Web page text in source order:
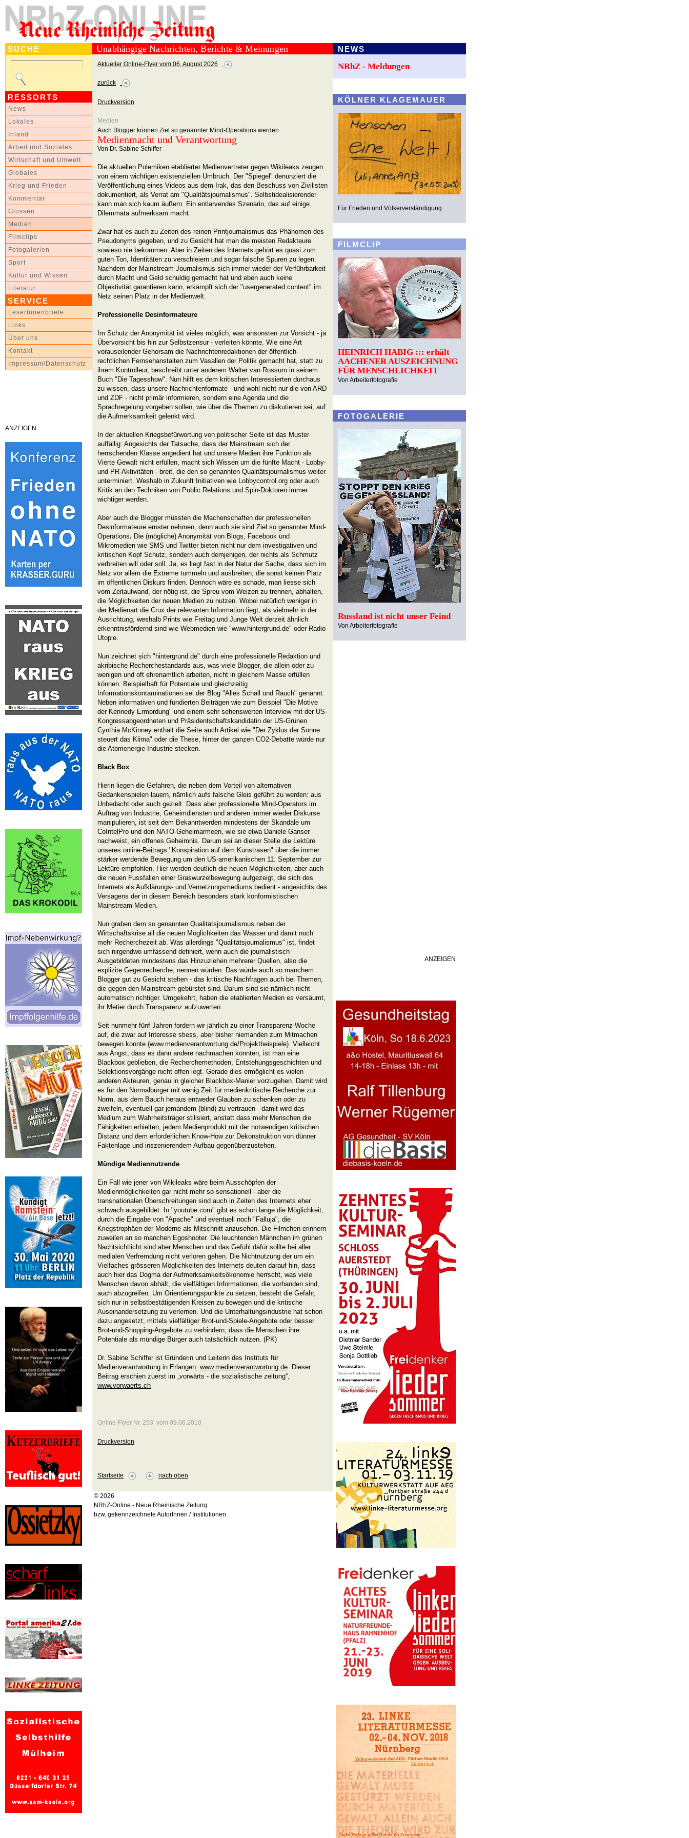
SUCHE
RESSORTS
News
Lokales
Inland
Arbeit und Soziales
Wirtschaft und Umwelt
Globales
Krieg und Frieden
Kommentar
Glossen
Medien
Filmclips
Fotogalerien
Sport
Kultur und Wissen
Literatur
SERVICE
LeserInnenbriefe
Links
Über uns
Kontakt
Impressum/Datenschutz
ANZEIGEN
Unabhängige Nachrichten, Berichte & Meinungen
Aktueller Online-Flyer vom 06. August 2026
zurück
Druckversion
Medien
Auch Blogger können Ziel so genannter Mind-Operations werden
Medienmacht und Verantwortung
Von Dr. Sabine Schiffer
Die aktuellen Polemiken etablierter Medienvertreter gegen Wikileaks zeugen
von einem wichtigen existenziellen Umbruch. Der "Spiegel" denunziert die
Veröffentlichung eines Videos aus dem Irak, das den Beschuss von Zivilisten
dokumentiert, als Verrat am "Qualitätsjournalismus". Selbstidealisierender
kann man sich kaum äußern. Ein entlarvendes Szenario, das auf einige
Dilemmata aufmerksam macht.
Zwar hat es auch zu Zeiten des reinen Printjournalismus das Phänomen des
Pseudonyms gegeben, und zu Gesicht hat man die meisten Redakteure
sowieso nie bekommen. Aber in Zeiten des Internets gehört es quasi zum
guten Ton, Identitäten zu verschleiern und sogar falsche Spuren zu legen.
Nachdem der Mainstream-Journalismus sich immer wieder der Verführbarkeit
durch Macht und Geld schuldig gemacht hat und eben auch keine
Objektivität garantieren kann, erkämpft sich der "usergenerated content" im
Netz seinen Platz in der Medienwelt.
Professionelle Desinformateure
Im Schutz der Anonymität ist vieles möglich, was ansonsten zur Vorsicht - ja
Übervorsicht bis hin zur Selbstzensur - verleiten könnte. Wie eine Art
vorauseilender Gehorsam die Nachrichtenredaktionen der öffentlich-
rechtlichen Fernsehanstalten zum Vasallen der Politik gemacht hat, statt zu
ihrem Kontrolleur, beschreibt unter anderem Walter van Rossum in seinem
Buch "Die Tagesshow". Nun hilft es dem kritischen Interessierten durchaus
zu wissen, dass unsere Nachrichtenformate - und wohl nicht nur die von ARD
und ZDF - nicht primär informieren, sondern eine Agenda und die
Sprachregelung vorgeben sollen, wie über die Themen zu diskutieren sei, auf
die Aufmerksamkeit gelenkt wird.
In der aktuellen Kriegsbefürwortung von politischer Seite ist das Muster
auffällig: Angesichts der Tatsache, dass der Mainstream sich der
herrschenden Klasse angedient hat und unsere Medien ihre Funktion als
Vierte Gewalt nicht erfüllen, macht sich Wissen um die fünfte Macht - Lobby-
und PR-Aktivitäten - breit, die den so genannten Qualitätsjournalismus weiter
unterminiert. Weshalb in Zukunft Initiativen wie Lobbycontrol.org oder auch
Kritik an den Techniken von Public Relations und Spin-Doktoren immer
wichtiger werden.
Aber auch die Blogger müssten die Machenschaften der professionellen
Desinformateure ernster nehmen, denn auch sie sind Ziel so genannter Mind-
Operations. Die (mögliche) Anonymität von Blogs, Facebook und
Mikromedien wie SMS und Twitter bieten nicht nur dem investigativen und
kritischen Kopf Schutz, sondern auch demjenigen, der nichts als Schmutz
verbreiten will oder soll. Ja, es liegt fast in der Natur der Sache, dass sich im
Netz vor allem die Extreme tummeln und ausbreiten, die sonst keinen Platz
im öffentlichen Diskurs finden. Dennoch wäre es schade, man liesse sich
vom Zeitaufwand, der nötig ist, die Spreu vom Weizen zu trennen, abhalten,
die Möglichkeiten der neuen Medien zu nutzen. Wobei natürlich weniger in
der Medienart die Crux der relevanten Information liegt, als vielmehr in der
Ausrichtung, weshalb Prints wie Freitag und Junge Welt derzeit ähnlich
erkenntnisfördernd sind wie Webmedien wie "www.hintergrund.de" oder Radio
Utopie.
Nun zeichnet sich "hintergrund.de" durch eine professionelle Redaktion und
akribische Recherchestandards aus, was viele Blogger, die allein oder zu
wenigen und oft ehrenamtlich arbeiten, nicht in gleichem Masse erfüllen
können. Beispielhaft für Potentiale und gleichzeitig
Informationskontaminationen sei der Blog "Alles Schall und Rauch" genannt:
Neben informativen und fundierten Beiträgen wie zum Beispiel "Die Motive
der Kennedy Ermordung" und einem sehr sehenswerten Interview mit der US-
Kongressabgeordneten und Präsidentschaftskandidatin der US-Grünen
Cynthia McKinney enthält die Seite auch Artikel wie "Der Zyklus der Sonne
steuert das Klima" oder die These, hinter der ganzen CO2-Debatte würde nur
die Atomenergie-Industrie stecken.
Black Box
Hierin liegen die Gefahren, die neben dem Vorteil von alternativen
Gedankenspielen lauern, nämlich aufs falsche Gleis geführt zu werden: aus
Unbedacht oder auch gezielt. Dass aber professionelle Mind-Operators im
Auftrag von Industrie, Geheimdiensten und anderen immer wieder Diskurse
manipulieren, ist seit dem Bekanntwerden mindestens der Skandale um
CoIntelPro und den NATO-Geheimarmeen, wie sie etwa Daniele Ganser
nachweist, ein offenes Geheimnis. Darum sei an dieser Stelle die Lektüre
unseres online-Beitrags "Konspiration auf dem Kunstrasen" über die immer
stärker werdende Bewegung um den US-amerikanischen 11. September zur
Lektüre empfohlen. Hier werden deutlich die neuen Möglichkeiten, aber auch
die neuen Fussfallen einer Graswurzelbewegung aufgezeigt, die sich des
Internets als Aufklärungs- und Vernetzungsmediums bedient - angesichts des
Versagens der in diesem Bereich besonders stark konformistischen
Mainstream-Medien.
Nun graben dem so genannten Qualitätsjournalismus neben der
Wirtschaftskrise all die neuen Möglichkeiten das Wasser und damit noch
mehr Recherchezeit ab. Was allerdings "Qualitätsjournalismus" ist, findet
sich nirgendwo umfassend definiert, wenn auch die journalistisch
Ausgebildeten mindestens das Hinzuziehen mehrerer Quellen, also die
explizite Gegenrecherche, nennen würden. Das würde auch so manchem
Blogger gut zu Gesicht stehen - das kritische Nachfragen auch bei Themen,
die gegen den Mainstream gebürstet sind. Darum sind sie nämlich nicht
automatisch richtiger. Umgekehrt, haben die etablierten Medien es versäumt,
ihr Metier durch Transparenz aufzuwerten.
Seit nunmehr fünf Jahren fordern wir jährlich zu einer Transparenz-Woche
auf, die zwar auf Interesse stiess, aber bisher niemanden zum Mitmachen
bewegen konnte (www.medienverantwortung.de/Projektbeispiele). Vielleicht
aus Angst, dass es dann andere nachmachen könnten, ist man eine
Blackbox geblieben, die Recherchemethoden, Entstehungsgeschichten und
Selektionsvorgänge nicht offen legt. Gerade dies ermöglicht es vielen
anderen Akteuren, genau in gleicher Blackbox-Manier vorzugehen. Damit wird
es für den Normalbürger mit wenig Zeit für medienkritische Recherche zur
Norm, aus dem Bauch heraus entweder Glauben zu schenken oder zu
zweifeln, eventuell gar jemandem (blind) zu vertrauen - damit wird das
Medium zum Wahrheitsträger stilisiert, anstatt dass mehr Menschen die
Fähigkeiten erhielten, jedem Medienprodukt mit der notwendigen kritischen
Distanz und dem erforderlichen Know-How zur Dekonstruktion von dünner
Faktenlage und inszenierendem Aufbau gegenüberzustehen.
Mündige Mediennutzende
Ein Fall wie jener von Wikileaks wäre beim Ausschöpfen der
Medienmöglichkeiten gar nicht mehr so sensationell - aber die
transnationalen Überschreitungen sind auch in Zeiten des Internets eher
schwach ausgebildet. In "youtube.com" gibt es schon lange die Möglichkeit,
durch die Eingabe von "Apache" und eventuell noch "Falluja", die
Kriegstrophäen der Moderne als Mitschnitt anzusehen. Die Filmchen erinnern
zuweilen an so manchen Egoshooter. Die leuchtenden Männchen im grünen
Nachtsichtlicht sind aber Menschen und das Gefühl dafür sollte bei aller
medialen Verfremdung nicht verloren gehen. Die Nichtnutzung der um ein
Vielfaches grösseren Möglichkeiten des Internets deuten darauf hin, dass
auch hier das Dogma der Aufmerksamkeitsökonomie herrscht, was viele
Menschen davon abhält, die vielfältigen Informationen, die vorhanden sind,
auch abzugreifen. Um Orientierungspunkte zu setzen, besteht die Gefahr,
sich nur in selbstbestätigenden Kreisen zu bewegen und die kritische
Auseinandersetzung zu verlernen. Und die Unterhaltungsindustrie hat schon
dazu angesetzt, mittels vielfältiger Brot-und-Spiele-Angebote oder besser
Brot-und-Shopping-Angebote zu verhindern, dass die Menschen ihre
Potentiale als mündige Bürger auch tatsächlich nutzen. (PK)
Dr. Sabine Schiffer ist Gründerin und Leiterin des Instituts für
Medienverantwortung in Erlangen: www.medienverantwortung.de. Dieser
Beitrag erschien zuerst im „vorwärts - die sozialistische zeitung“,
www.vorwaerts.ch
Online-Flyer Nr. 253 vom 09.06.2010
Druckversion
Startseite nach oben
© 2026
NRhZ-Online - Neue Rheinische Zeitung
bzw. gekennzeichnete AutorInnen / Institutionen
NEWS
NRhZ - Meldungen
KÖLNER KLAGEMAUER
Für Frieden und Völkerverständigung
FILMCLIP
HEINRICH HABIG ::: erhält
AACHENER AUSZEICHNUNG
FÜR MENSCHLICHKEIT
Von Arbeiterfotografie
FOTOGALERIE
Russland ist nicht unser Feind
Von Arbeiterfotografie
ANZEIGEN